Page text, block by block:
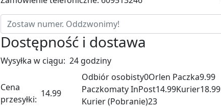
Dostępność i dostawa
Wysyłka w ciągu: 24 godziny
Cena
przesyłki:
14.99
Odbiór osobisty0Orlen Paczka9.99
Paczkomaty InPost14.99Kurier18.99
Kurier (Pobranie)23